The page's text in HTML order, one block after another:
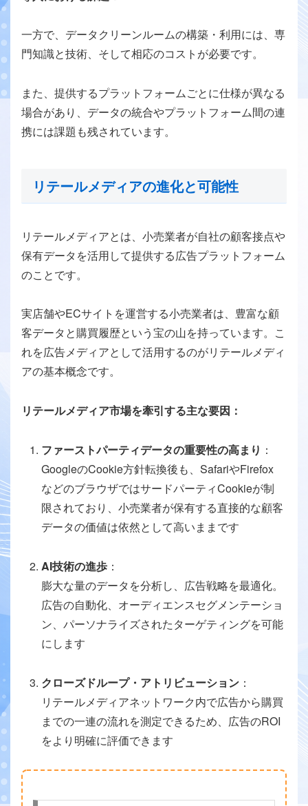
一方で、データクリーンルームの構築・利用には、専
門知識と技術、そして相応のコストが必要です。
また、提供するプラットフォームごとに仕様が異なる
場合があり、データの統合やプラットフォーム間の連
携には課題も残されています。
リテールメディアの進化と可能性
リテールメディアとは、小売業者が自社の顧客接点や
保有データを活用して提供する広告プラットフォーム
のことです。
実店舗やECサイトを運営する小売業者は、豊富な顧
客データと購買履歴という宝の山を持っています。こ
れを広告メディアとして活用するのがリテールメディ
アの基本概念です。
リテールメディア市場を牽引する主な要因：
ファーストパーティデータの重要性の高まり ：
GoogleのCookie方針転換後も、SafariやFirefox
などのブラウザではサードパーティCookieが制
限されており、小売業者が保有する直接的な顧客
データの価値は依然として高いままです
AI技術の進歩 ：
膨大な量のデータを分析し、広告戦略を最適化。
広告の自動化、オーディエンスセグメンテーショ
ン、パーソナライズされたターゲティングを可能
にします
クローズドループ・アトリビューション ：
リテールメディアネットワーク内で広告から購買
までの一連の流れを測定できるため、広告のROI
をより明確に評価できます